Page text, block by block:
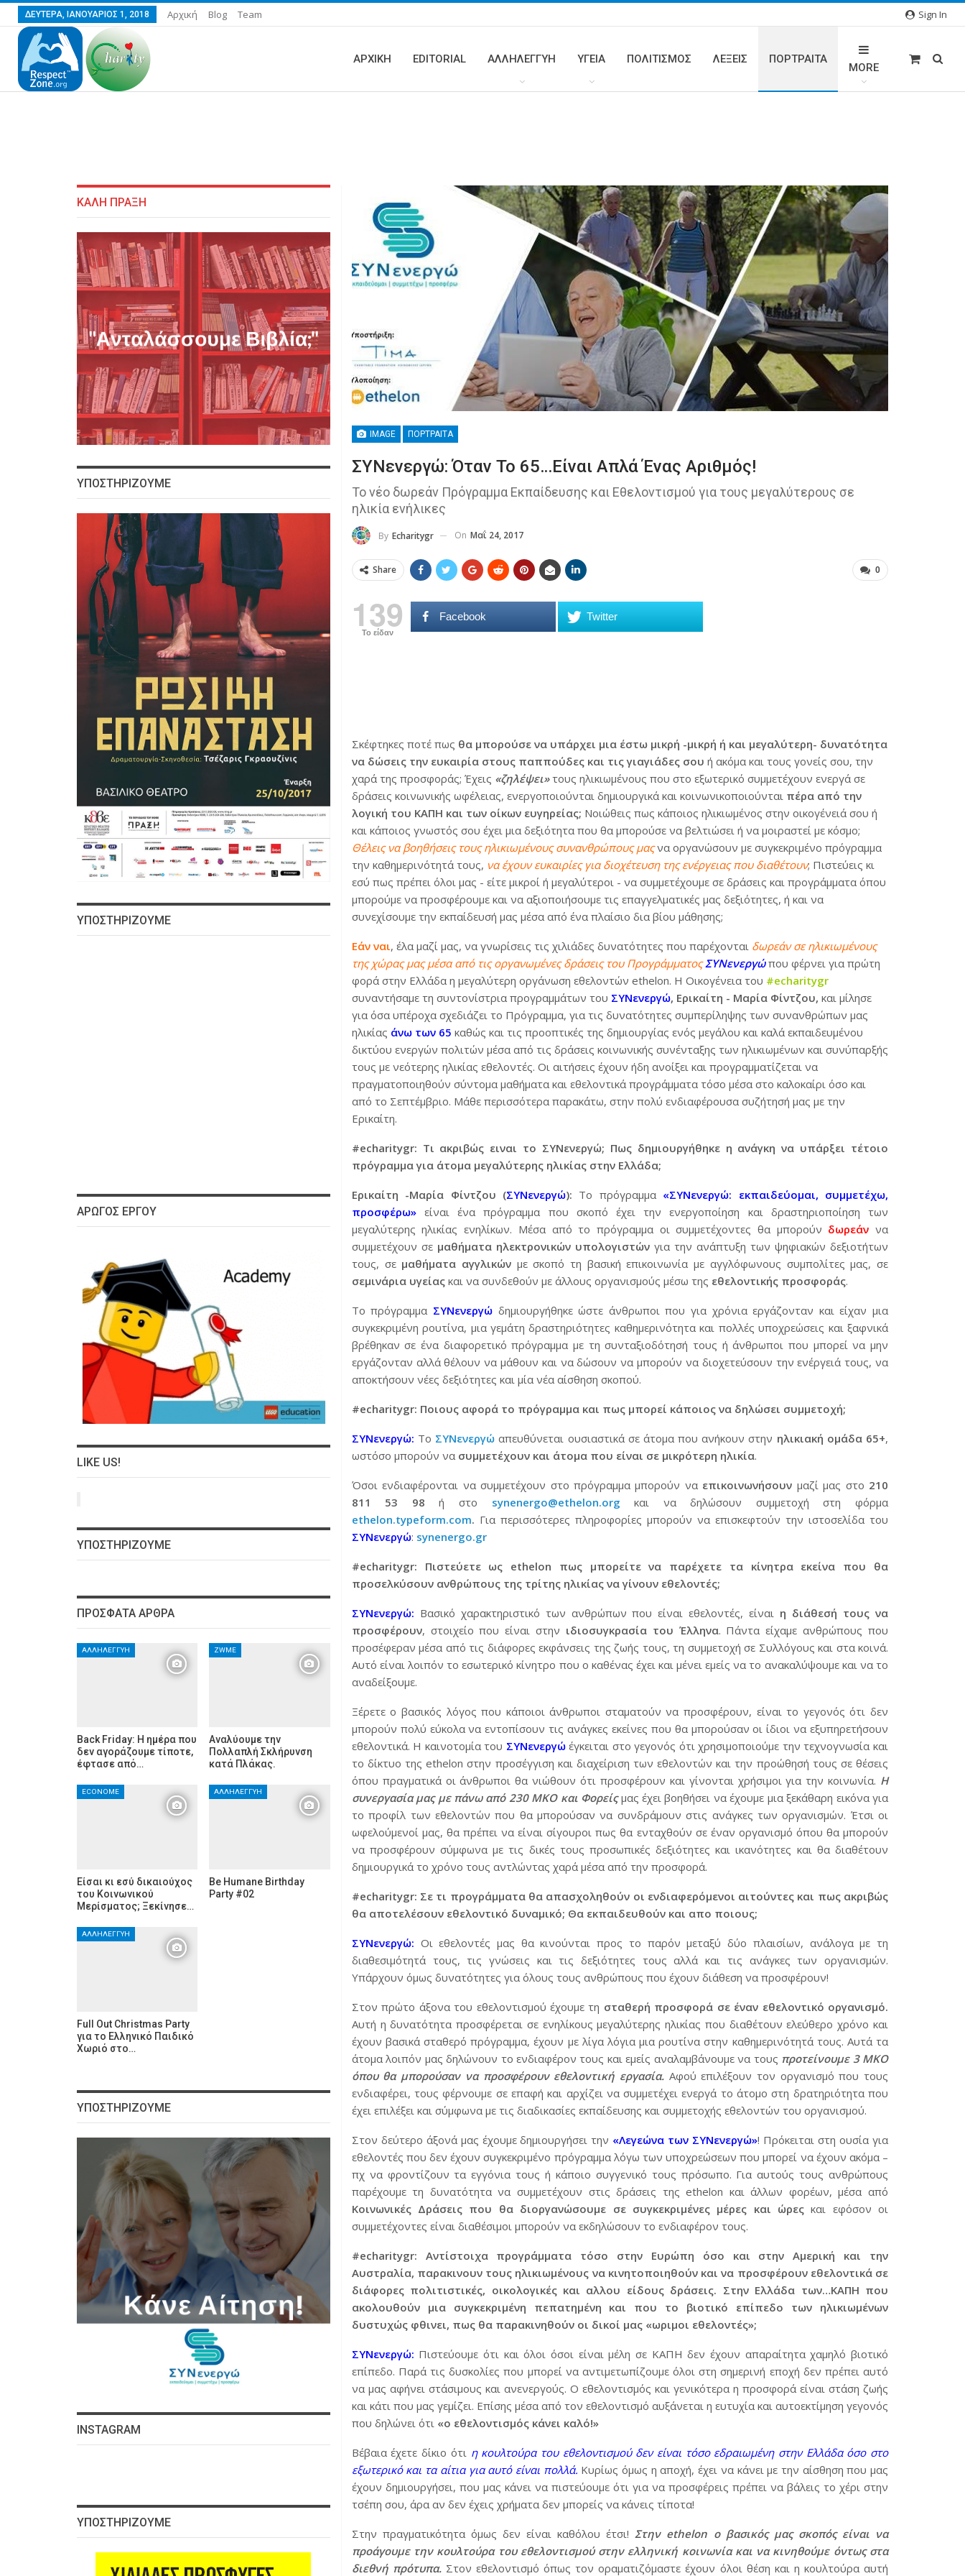
ΔΕΥΤΈΡΑ, ΙΑΝΟΥΆΡΙΟΣ 1, 2018 Αρχική Blog Team Sign In
ΑΡΧΙΚΗ EDITORIAL ΑΛΛΗΛΕΓΓΥΗ ΥΓΕΊΑ ΠΟΛΙΤΙΣΜΟΣ ΛΕΞΕΙΣ ΠΟΡΤΡΑΊΤΑ
MORE
IMAGE ΠΟΡΤΡΑΊΤΑ
ΣΥΝενεργώ: Όταν Το 65…είναι Απλά Ένας Αριθμός!
Το νέο δωρεάν Πρόγραμμα Εκπαίδευσης και Εθελοντισμού για τους μεγαλύτερους σε
ηλικία ενήλικες
By Echaritygr On Μαΐ 24, 2017
Share 0
139
Το είδαν
Facebook Twitter
Σκέφτηκες ποτέ πως θα μπορούσε να υπάρχει μια έστω μικρή -μικρή ή και μεγαλύτερη- δυνατότητα
να δώσεις την ευκαιρία στους παππούδες και τις γιαγιάδες σου ή ακόμα και τους γονείς σου, την
χαρά της προσφοράς; Έχεις «ζηλέψει»τους ηλικιωμένους που στο εξωτερικό συμμετέχουν ενεργά σε
δράσεις κοινωνικής ωφέλειας, ενεργοποιούνται δημιουργικά και κοινωνικοποιούνται πέρα από την
λογική του ΚΑΠΗ και των οίκων ευγηρείας; Νοιώθεις πως κάποιος ηλικιωμένος στην οικογένειά σου ή
και κάποιος γνωστός σου έχει μια δεξιότητα που θα μπορούσε να βελτιώσει ή να μοιραστεί με κόσμο;
Θέλεις να βοηθήσεις τους ηλικιωμένους συνανθρώπους μαςνα οργανώσουν με συγκεκριμένο πρόγραμμα
την καθημερινότητά τους, να έχουν ευκαιρίες για διοχέτευση της ενέργειας που διαθέτουν; Πιστεύεις κι
εσύ πως πρέπει όλοι μας - είτε μικροί ή μεγαλύτεροι - να συμμετέχουμε σε δράσεις και προγράμματα όπου
μπορούμε να προσφέρουμε και να αξιοποιήσουμε τις επαγγελματικές μας δεξιότητες, ή και να
συνεχίσουμε την εκπαίδευσή μας μέσα από ένα πλαίσιο δια βίου μάθησης;
Εάν ναι, έλα μαζί μας, να γνωρίσεις τις χιλιάδες δυνατότητες που παρέχονται δωρεάν σε ηλικιωμένους
της χώρας μας μέσα από τις οργανωμένες δράσεις του ΠρογράμματοςΣΥΝενεργώπου φέρνει για πρώτη
φορά στην Ελλάδα η μεγαλύτερη οργάνωση εθελοντών ethelon. Η Οικογένεια του #echaritygr
συναντήσαμε τη συντονίστρια προγραμμάτων του ΣΥΝενεργώ, Ερικαίτη - Μαρία Φίντζου, και μίλησε
για όσα υπέροχα σχεδιάζει το Πρόγραμμα, για τις δυνατότητες συμπερίληψης των συνανθρώπων μας
ηλικίας άνω των 65 καθώς και τις προοπτικές της δημιουργίας ενός μεγάλου και καλά εκπαιδευμένου
δικτύου ενεργών πολιτών μέσα από τις δράσεις κοινωνικής συνένταξης των ηλικιωμένων και συνύπαρξής
τους με νεότερης ηλικίας εθελοντές. Οι αιτήσεις έχουν ήδη ανοίξει και προγραμματίζεται να
πραγματοποιηθούν σύντομα μαθήματα και εθελοντικά προγράμματα τόσο μέσα στο καλοκαίρι όσο και
από το Σεπτέμβριο. Μάθε περισσότερα παρακάτω, στην πολύ ενδιαφέρουσα συζήτησή μας με την
Ερικαίτη.
#echaritygr: Τι ακριβώς ειναι το ΣΥΝενεργώ; Πως δημιουργήθηκε η ανάγκη να υπάρξει τέτοιο
πρόγραμμα για άτομα μεγαλύτερης ηλικίας στην Ελλάδα;
Ερικαίτη -Μαρία Φίντζου (ΣΥΝενεργώ): Το πρόγραμμα «ΣΥΝενεργώ: εκπαιδεύομαι, συμμετέχω,
προσφέρω»είναι ένα πρόγραμμα που σκοπό έχει την ενεργοποίηση και δραστηριοποίηση των
μεγαλύτερης ηλικίας ενηλίκων. Μέσα από το πρόγραμμα οι συμμετέχοντες θα μπορούν δωρεάν να
συμμετέχουν σε μαθήματα ηλεκτρονικών υπολογιστώνγια την ανάπτυξη των ψηφιακών δεξιοτήτων
τους, σε μαθήματα αγγλικώνμε σκοπό τη βασική επικοινωνία με αγγλόφωνους συμπολίτες μας, σε
σεμινάρια υγείαςκαι να συνδεθούν με άλλους οργανισμούς μέσω της εθελοντικής προσφοράς.
Το πρόγραμμα ΣΥΝενεργώ δημιουργήθηκε ώστε άνθρωποι που για χρόνια εργάζονταν και είχαν μια
συγκεκριμένη ρουτίνα, μια γεμάτη δραστηριότητες καθημερινότητα και πολλές υποχρεώσεις και ξαφνικά
βρέθηκαν σε ένα διαφορετικό πρόγραμμα με τη συνταξιοδότησή τους ή άνθρωποι που μπορεί να μην
εργάζονταν αλλά θέλουν να μάθουν και να δώσουν να μπορούν να διοχετεύσουν την ενέργειά τους, να
αποκτήσουν νέες δεξιότητες και μία νέα αίσθηση σκοπού.
#echaritygr: Ποιους αφορά το πρόγραμμα και πως μπορεί κάποιος να δηλώσει συμμετοχή;
ΣΥΝενεργώ: Το ΣΥΝενεργώ απευθύνεται ουσιαστικά σε άτομα που ανήκουν στην ηλικιακή ομάδα 65+,
ωστόσο μπορούν να συμμετέχουν και άτομα που είναι σε μικρότερη ηλικία.
Όσοι ενδιαφέρονται να συμμετέχουν στο πρόγραμμα μπορούν να επικοινωνήσουν μαζί μας στο 210
811 53 98 ή στο synenergo@ethelon.org και να δηλώσουν συμμετοχή στη φόρμα
ethelon.typeform.com. Για περισσότερες πληροφορίες μπορούν να επισκεφτούν την ιστοσελίδα του
ΣΥΝενεργώ: synenergo.gr
#echaritygr: Πιστεύετε ως ethelon πως μπορείτε να παρέχετε τα κίνητρα εκείνα που θα
προσελκύσουν ανθρώπους της τρίτης ηλικίας να γίνουν εθελοντές;
ΣΥΝενεργώ: Βασικό χαρακτηριστικό των ανθρώπων που είναι εθελοντές, είναι η διάθεσή τους να
προσφέρουν, στοιχείο που είναι στην ιδιοσυγκρασία του Έλληνα. Πάντα είχαμε ανθρώπους που
προσέφεραν μέσα από τις διάφορες εκφάνσεις της ζωής τους, τη συμμετοχή σε Συλλόγους και στα κοινά.
Αυτό είναι λοιπόν το εσωτερικό κίνητρο που ο καθένας έχει και μένει εμείς να το ανακαλύψουμε και να το
αναδείξουμε.
Ξέρετε ο βασικός λόγος που κάποιοι άνθρωποι σταματούν να προσφέρουν, είναι το γεγονός ότι δεν
μπορούν πολύ εύκολα να εντοπίσουν τις ανάγκες εκείνες που θα μπορούσαν οι ίδιοι να εξυπηρετήσουν
εθελοντικά. Η καινοτομία του ΣΥΝενεργώέγκειται στο γεγονός ότι χρησιμοποιούμε την τεχνογνωσία και
το δίκτυο τηςethelon στην προσέγγιση και διαχείριση των εθελοντών και την προώθησή τους σε θέσεις
όπου πραγματικά οι άνθρωποι θα νιώθουν ότι προσφέρουν και γίνονται χρήσιμοι για την κοινωνία. Η
συνεργασία μας με πάνω από 230 ΜΚΟ και Φορείς μας έχει βοηθήσει να έχουμε μια ξεκάθαρη εικόνα για
το προφίλ των εθελοντών που θα μπορούσαν να συνδράμουν στις ανάγκες των οργανισμών. Έτσι οι
ωφελούμενοί μας, θα πρέπει να είναι σίγουροι πως θα ενταχθούν σε έναν οργανισμό όπου θα μπορούν
να προσφέρουν σύμφωνα με τις δικές τους προσωπικές δεξιότητες και ικανότητες και θα διαθέτουν
δημιουργικά το χρόνο τους αντλώντας χαρά μέσα από την προσφορά.
#echaritygr: Σε τι προγράμματα θα απασχοληθούν οι ενδιαφερόμενοι αιτούντες και πως ακριβώς
θα αποτελέσουν εθελοντικό δυναμικό; Θα εκπαιδευθούν και απο ποιους;
ΣΥΝενεργώ: Οι εθελοντές μας θα κινούνται προς το παρόν μεταξύ δύο πλαισίων, ανάλογα με τη
διαθεσιμότητά τους, τις γνώσεις και τις δεξιότητες τους αλλά και τις ανάγκες των οργανισμών.
Υπάρχουν όμως δυνατότητες για όλους τους ανθρώπους που έχουν διάθεση να προσφέρουν!
Στον πρώτο άξονα του εθελοντισμού έχουμε τη σταθερή προσφορά σε έναν εθελοντικό οργανισμό.
Αυτή η δυνατότητα προσφέρεται σε ενηλίκους μεγαλύτερης ηλικίας που διαθέτουν ελεύθερο χρόνο και
έχουν βασικά σταθερό πρόγραμμα, έχουν με λίγα λόγια μια ρουτίνα στην καθημερινότητά τους. Αυτά τα
άτομα λοιπόν μας δηλώνουν το ενδιαφέρον τους και εμείς αναλαμβάνουμε να τους προτείνουμε 3 ΜΚΟ
όπου θα μπορούσαν να προσφέρουν εθελοντική εργασία.Αφού επιλέξουν τον οργανισμό που τους
ενδιαφέρει, τους φέρνουμε σε επαφή και αρχίζει να συμμετέχει ενεργά το άτομο στη δρατηριότητα που
έχει επιλέξει και σύμφωνα με τις διαδικασίες εκπαίδευσης και συμμετοχής εθελοντών του οργανισμού.
Στον δεύτερο άξονά μας έχουμε δημιουργήσει την «Λεγεώνα των ΣΥΝενεργώ»! Πρόκειται στη ουσία για
εθελοντές που δεν έχουν συγκεκριμένο πρόγραμμα λόγω των υποχρεώσεων που μπορεί να έχουν ακόμα –
πχ να φροντίζουν τα εγγόνια τους ή κάποιο συγγενικό τους πρόσωπο. Για αυτούς τους ανθρώπους
παρέχουμε τη δυνατότητα να συμμετέχουν στις δράσεις τηςethelon και άλλων φορέων, μέσα από
Κοινωνικές Δράσεις που θα διοργανώσουμε σε συγκεκριμένες μέρες και ώρεςκαι εφόσον οι
συμμετέχοντες είναι διαθέσιμοι μπορούν να εκδηλώσουν το ενδιαφέρον τους.
#echaritygr: Αντίστοιχα προγράμματα τόσο στην Ευρώπη όσο και στην Αμερική και την
Αυστραλία, παρακινουν τους ηλικιωμένους να κινητοποιηθούν και να προσφέρουν εθελοντικά σε
διάφορες πολιτιστικές, οικολογικές και αλλου είδους δράσεις. Στην Ελλάδα των…ΚΑΠΗ που
ακολουθούν μια συγκεκριμένη πεπατημένη και που το βιοτικό επίπεδο των ηλικιωμένων
δυστυχώς φθινει, πως θα παρακινηθούν οι δικοί μας «ωριμοι εθελοντές»;
ΣΥΝενεργώ: Πιστεύουμε ότι και όλοι όσοι είναι μέλη σε ΚΑΠΗ δεν έχουν απαραίτητα χαμηλό βιοτικό
επίπεδο. Παρά τις δυσκολίες που μπορεί να αντιμετωπίζουμε όλοι στη σημερινή εποχή δεν πρέπει αυτό
να μας αφήνει στάσιμους και ανενεργούς. Ο εθελοντισμός και γενικότερα η προσφορά είναι στάση ζωής
και κάτι που μας γεμίζει. Επίσης μέσα από τον εθελοντισμό αυξάνεται η ευτυχία και αυτοεκτίμηση γεγονός
που δηλώνει ότι «ο εθελοντισμός κάνει καλό!»
Βέβαια έχετε δίκιο ότι η κουλτούρα του εθελοντισμού δεν είναι τόσο εδραιωμένη στην Ελλάδα όσο στο
εξωτερικό και τα αίτια για αυτό είναι πολλά. Κυρίως όμως η αποχή, έχει να κάνει με την αίσθηση που μας
έχουν δημιουργήσει, που μας κάνει να πιστεύουμε ότι για να προσφέρεις πρέπει να βάλεις το χέρι στην
τσέπη σου, άρα αν δεν έχεις χρήματα δεν μπορείς να κάνεις τίποτα!
Στην πραγματικότητα όμως δεν είναι καθόλου έτσι! Στην ethelon ο βασικός μας σκοπός είναι να
προάγουμε την κουλτούρα του εθελοντισμού στην ελληνική κοινωνία και να κινηθούμε όντως στα
διεθνή πρότυπα.Στον εθελοντισμό όπως τον οραματιζόμαστε έχουν όλοι θέση και η κουλτούρα αυτή
ΚΑΛΗ ΠΡΑΞΗ
ΥΠΟΣΤΗΡΙΖΟΥΜΕ
ΥΠΟΣΤΗΡΙΖΟΥΜΕ
ΑΡΩΓΌΣ ΈΡΓΟΥ
LIKE US!
ΥΠΟΣΤΗΡΊΖΟΥΜΕ
ΠΡΌΣΦΑΤΑ ΆΡΘΡΑ
ΑΛΛΗΛΕΓΓΎΗ
Back Friday: H ημέρα που
δεν αγοράζουμε τίποτε,
έφτασε από…
ZWME
Αναλύουμε την
Πολλαπλή Σκλήρυνση
κατά Πλάκας.
ECONOME
Είσαι κι εσύ δικαιούχος
του Κοινωνικού
Μερίσματος; Ξεκίνησε…
ΑΛΛΗΛΕΓΓΎΗ
Be Humane Birthday
Party #02
ΑΛΛΗΛΕΓΓΎΗ
Full Out Christmas Party
για το Ελληνικό Παιδικό
Χωριό στο…
ΥΠΟΣΤΗΡΊΖΟΥΜΕ
INSTAGRAM
ΥΠΟΣΤΗΡΊΖΟΥΜΕ